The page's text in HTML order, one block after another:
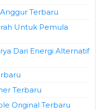
Terbaru
Untuk Pemula
Dari Energi Alternatif
Terbaru
Original Terbaru